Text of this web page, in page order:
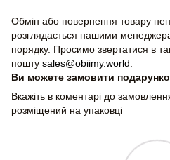
Обмін або повернення товару
розглядається нашими
порядку. Просимо звертатися в
пошту sales@obiimy.world
Ви можете замовити
Вкажіть в коментарі до
розміщений на упаковці